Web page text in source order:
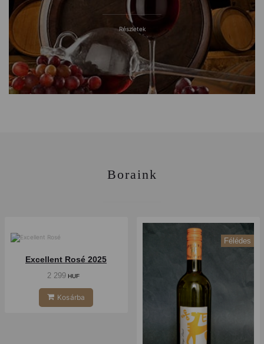
Részletek
Boraink
Excellent Rosé 2025
2 299HUF
Kosárba
Félédes